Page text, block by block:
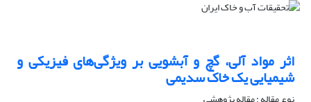
اثر مواد آلی، گچ و آبشویی بر ویژگی‌های فیزیکی و
شیمیایی یک خاک سدیمی